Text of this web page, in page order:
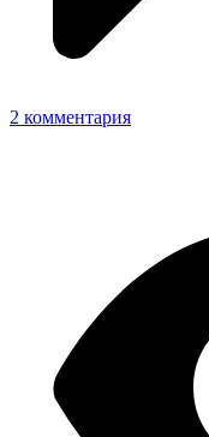
2 комментария